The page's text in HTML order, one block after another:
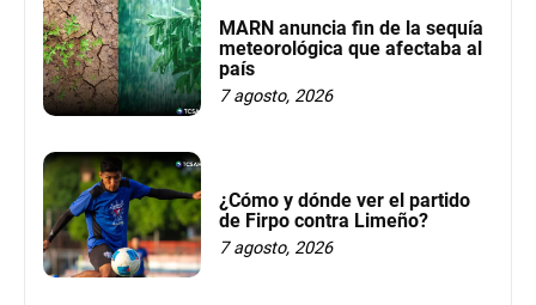
MARN anuncia fin de la sequía
meteorológica que afectaba al
país
7 agosto, 2026
¿Cómo y dónde ver el partido
de Firpo contra Limeño?
7 agosto, 2026